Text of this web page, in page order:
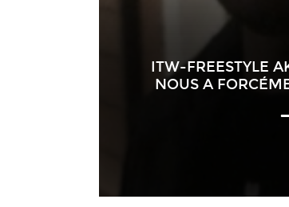
ITW-FREESTYLE
NOUS A